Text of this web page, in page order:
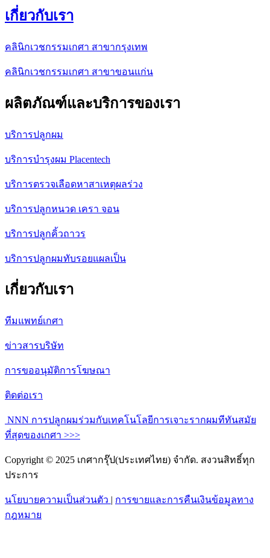
เกี่ยวกับเรา
คลินิกเวชกรรมเกศา สาขากรุงเทพ
คลินิกเวชกรรมเกศา สาขาขอนแก่น
ผลิตภัณฑ์และบริการของเรา
บริการปลูกผม
บริการบำรุงผม Placentech
บริการตรวจเลือดหาสาเหตุผลร่วง
บริการปลูกหนวด เครา จอน
บริการปลูกคิ้วถาวร
บริการปลูกผมทับรอยแผลเป็น
เกี่ยวกับเรา
ทีมแพทย์เกศา
ข่าวสารบริษัท
การขออนุมัติการโฆษณา
ติดต่อเรา
NNN การปลูกผมร่วมกับเทคโนโลยีการเจาะรากผมทีทันสมัย
ที่สุดของเกศา >>>
Copyright © 2025 เกศากรุ๊ป(ประเทศไทย) จำกัด. สงวนสิทธิ์ทุก
ประการ
นโยบายความเป็นส่วนตัว | การขายและการคืนเงินข้อมูลทาง
กฎหมาย